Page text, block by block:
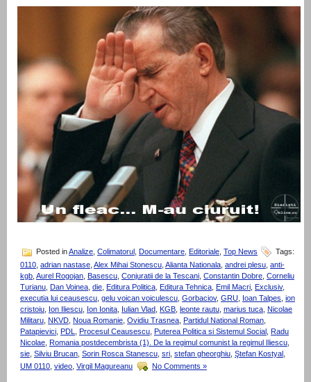
Posted inAnalize Colimatorul Documentare Editoriale Top News
Tags:
0110 adrian nastase Alex Mihai Stonescu Alianta Nationala andrei plesu anti-
kgb Aurel Rogojan Basescu Conjuratii de la Tescani Constantin Dobre Corneliu
Turianu Dan Voinea die Editura Politica Editura Tehnica Emil Macri Exclusiv,
executia lui ceausescu gelu voican voiculescu Gorbaciov, GRU Ioan Talpes ion
cristoiu Ion Iliescu Ion Ionita Iulian Vlad KGB leonte rautu marius tuca Nicolae
Militaru NKVD Noua Romanie Ovidiu Trasnea Partidul National Roman
Patapievici PDL Procesul Ceausescu Puterea Politica si Sistemul Social Radu
Nicolae Romania postdecembrista (1). De la regimul comunist la regimul Iliescu
sie Silviu Brucan Sorin Rosca Stanescu sri stefan gheorghiu Ştefan Kostyal
UM 0110 video Virgil Magureanu No Comments »